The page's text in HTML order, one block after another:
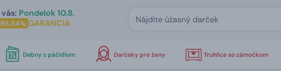
vás: Pondelok 10.8.
98,84% GARANCIA
Debny s páčidlom Darčeky pre ženy Truhlice so zámočkom